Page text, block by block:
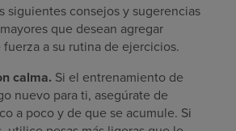
siguientes consejos y sugerencias
que desean agregar
a su rutina de ejercicios.
calma. Si el entrenamiento de
nuevo para ti, asegúrate de
a poco y de que se acumule. Si